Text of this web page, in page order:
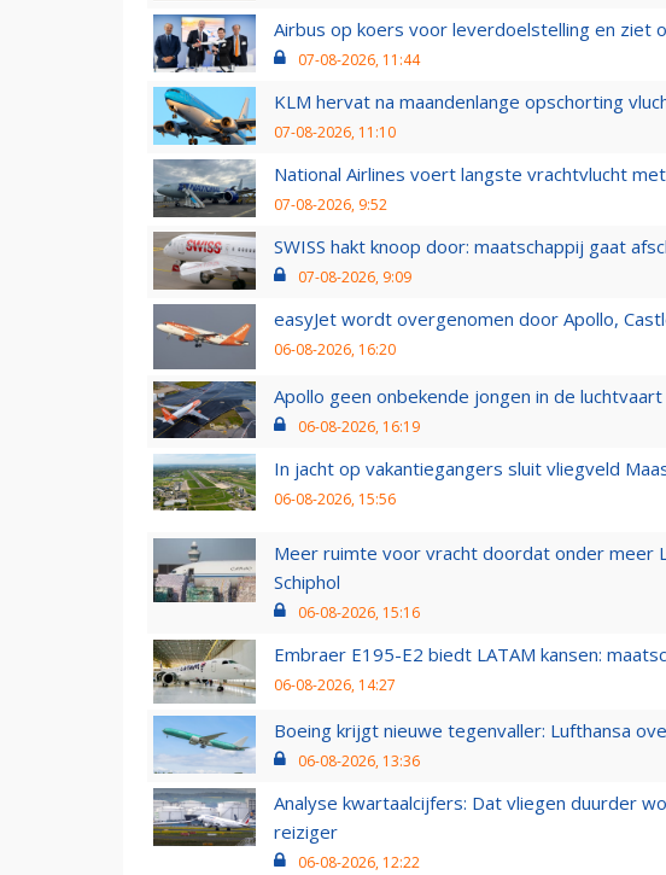
Airbus op koers voor leverdoelstelling en ziet
07-08-2026, 11:44
KLM hervat na maandenlange opschorting
07-08-2026, 11:10
National Airlines voert langste vrachtvlucht
07-08-2026, 9:52
SWISS hakt knoop door: maatschappij gaat
07-08-2026, 9:09
easyJet wordt overgenomen door Apollo,
06-08-2026, 16:20
Apollo geen onbekende jongen in de luchtvaart
06-08-2026, 16:19
In jacht op vakantiegangers sluit vliegveld
06-08-2026, 15:56
Meer ruimte voor vracht doordat onder meer
Schiphol
06-08-2026, 15:16
Embraer E195-E2 biedt LATAM kansen:
06-08-2026, 14:27
Boeing krijgt nieuwe tegenvaller: Lufthansa
06-08-2026, 13:36
Analyse kwartaalcijfers: Dat vliegen duurder
reiziger
06-08-2026, 12:22